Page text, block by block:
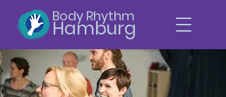
Body Rhythm
Hamburg